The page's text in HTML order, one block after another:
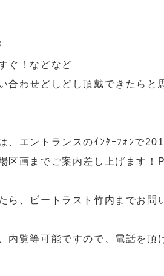
ぐ！などなど
合わせどしどし頂戴できたらと
エントランスのｲﾝﾀｰﾌｫﾝで201
区画までご案内差し上げます！
ら、ビートラスト竹内までお問
内覧等可能ですので、電話を頂